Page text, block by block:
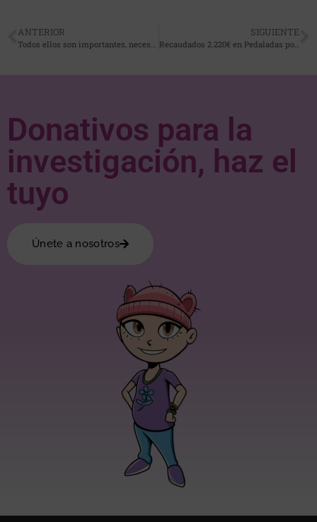
ANTERIOR SIGUIENTE
Recaudados 2.220€ en Pedaladas por la Esperanza que se celebraró el día 12 de febrero
Donativos para la
investigación, haz el
tuyo
Únete a nosotros